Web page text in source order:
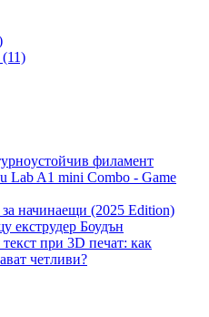
филамент
Lab A1 mini Combo - Game
начинаещи (2025 Edition)
екструдер Боудън
при 3D печат: как
четливи?